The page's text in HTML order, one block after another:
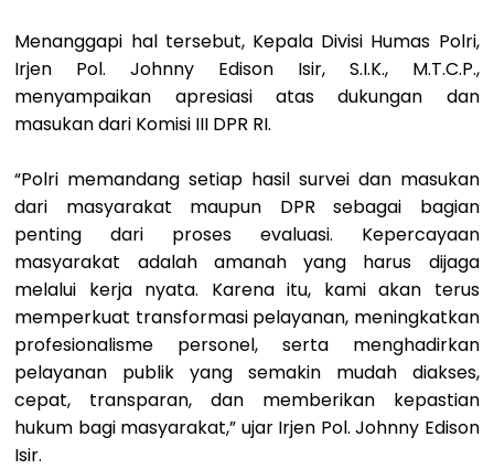
Menanggapi hal tersebut, Kepala Divisi Humas Polri,
Irjen Pol. Johnny Edison Isir, S.I.K., M.T.C.P.,
menyampaikan apresiasi atas dukungan dan
masukan dari Komisi III DPR RI.
“Polri memandang setiap hasil survei dan masukan
dari masyarakat maupun DPR sebagai bagian
penting dari proses evaluasi. Kepercayaan
masyarakat adalah amanah yang harus dijaga
melalui kerja nyata. Karena itu, kami akan terus
memperkuat transformasi pelayanan, meningkatkan
profesionalisme personel, serta menghadirkan
pelayanan publik yang semakin mudah diakses,
cepat, transparan, dan memberikan kepastian
hukum bagi masyarakat,” ujar Irjen Pol. Johnny Edison
Isir.